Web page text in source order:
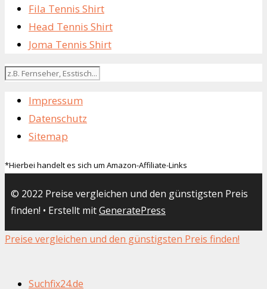
Fila Tennis Shirt
Head Tennis Shirt
Joma Tennis Shirt
Impressum
Datenschutz
Sitemap
*Hierbei handelt es sich um Amazon-Affiliate-Links
© 2022 Preise vergleichen und den günstigsten Preis
finden! • Erstellt mitGeneratePress
Preise vergleichen und den günstigsten Preis finden!
Suchfix24.de